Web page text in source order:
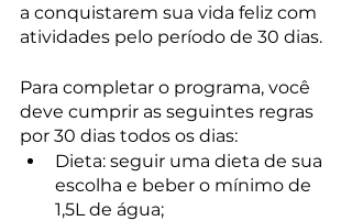
a conquistarem sua vida feliz com
atividades pelo período de 30 dias.
Para completar o programa, você
deve cumprir as seguintes regras
por 30 dias todos os dias:
Dieta: seguir uma dieta de sua
escolha e beber o mínimo de
1,5L de água;